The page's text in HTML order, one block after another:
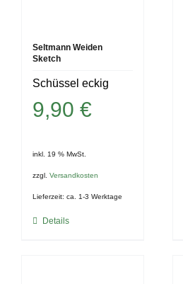
Seltmann Weiden
Sketch
Schüssel eckig
9,90 €
inkl. 19 % MwSt.
zzgl. Versandkosten
Lieferzeit: ca. 1-3 Werktage
Details